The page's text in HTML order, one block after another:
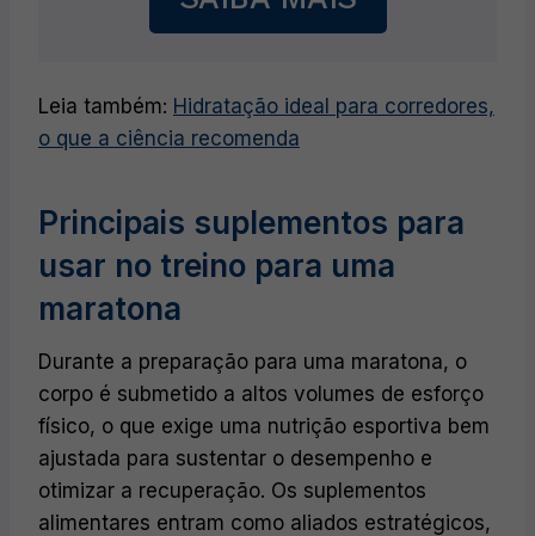
Leia também: Hidratação ideal para corredores,
o que a ciência recomenda
Principais suplementos para
usar no treino para uma
maratona
Durante a preparação para uma maratona, o
corpo é submetido a altos volumes de esforço
físico, o que exige uma nutrição esportiva bem
ajustada para sustentar o desempenho e
otimizar a recuperação. Os suplementos
alimentares entram como aliados estratégicos,